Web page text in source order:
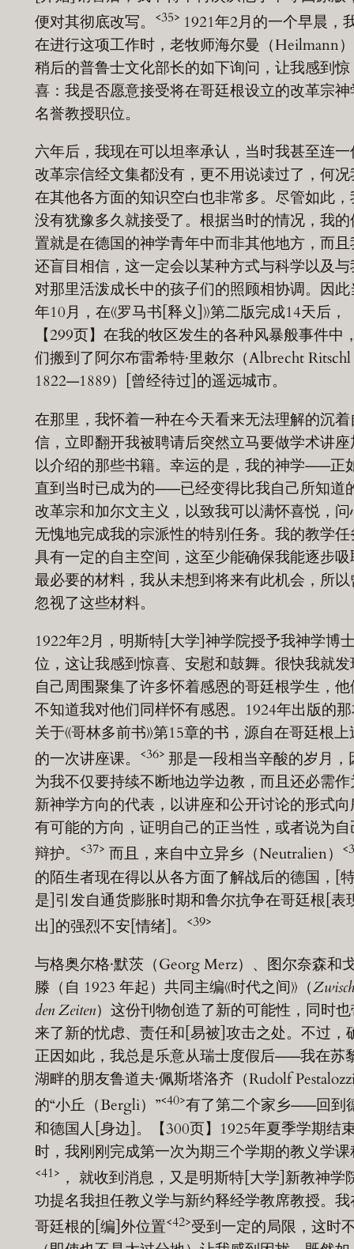
便对其彻底改写。
<35> 1921年2月的一个早晨，
在进行这项工作时，老牧师海尔曼（Heilmann
稍后的普鲁士文化部长的如下询问，让我感到惊
喜：我是否愿意接受将在哥廷根设立的改革宗神
名誉教授职位。
六年后，我现在可以坦率承认，当时我甚至连一
改革宗信经文集都没有，更不用说读过了，何况
在其他各方面的知识空白也非常多。尽管如此，
没有犹豫多久就接受了。根据当时的情况，我的
置就是在德国的神学青年中而非其他地方，而且
还盲目相信，这一定会以某种方式与科学以及与
对那里活泼成长中的孩子们的照顾相协调。因此
年10月，在《罗马书[释义]》第二版完成14天后，
【299页】在我的牧区发生的各种风暴般事件中
们搬到了阿尔布雷希特·里敕尔（Albrecht
1822—1889）[曾经待过]的遥远城市。
在那里，我怀着一种在今天看来无法理解的沉着
信，立即翻开我被聘请后突然立马要做学术讲座
以介绍的那些书籍。幸运的是，我的神学——正
直到当时已成为的——已经变得比我自己所知道
改革宗和加尔文主义，以致我可以满怀喜悦，问
无愧地完成我的宗派性的特别任务。我的教学任
具有一定的自主空间，这至少能确保我能逐步吸
最必要的材料，我从未想到将来有此机会，所以
忽视了这些材料。
1922年2月，明斯特[大学]神学院授予我神学博
位，这让我感到惊喜、安慰和鼓舞。很快我就发
自己周围聚集了许多怀着感恩的哥廷根学生，他
不知道我对他们同样怀有感恩。1924年出版的
关于《哥林多前书》第15章的书，源自在哥廷根上
的一次讲座课。
<36> 那是一段相当辛酸的岁月，
为我不仅要持续不断地边学边教，而且还必需作
新神学方向的代表，以讲座和公开讨论的形式向
有可能的方向，证明自己的正当性，或者说为自
辩护。
<37> 而且，来自中立异乡（Neutralien）
的陌生者现在得以从各方面了解战后的德国，[
是]引发自通货膨胀时期和鲁尔抗争在哥廷根[表
出]的强烈不安[情绪]。
<39>
与格奥尔格·默茨（Georg Merz）、图尔奈森和
滕（自 1923 年起）共同主编《时代之间》（
den Zeiten）这份刊物创造了新的可能性，同时
来了新的忧虑、责任和[易被]攻击之处。不过，
正因如此，我总是乐意从瑞士度假后——我在苏
湖畔的朋友鲁道夫·佩斯塔洛齐（Rudolf
的“小丘（Bergli）”<40>有了第二个家乡——回到
和德国人[身边]。【300页】1925年夏季学期结
时，我刚刚完成第一次为期三个学期的教义学课
<41> ， 就收到消息，又是明斯特[大学]新教神学
功提名我担任教义学与新约释经学教席教授。我
哥廷根的[编]外位置<42>受到一定的局限，这时